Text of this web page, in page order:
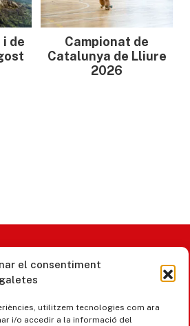
el consentiment
utilitzem tecnologies com ara
i/o accedir a la informació del
de
Campionat de
Catalunya de Lliure
2026
· S’Agaró